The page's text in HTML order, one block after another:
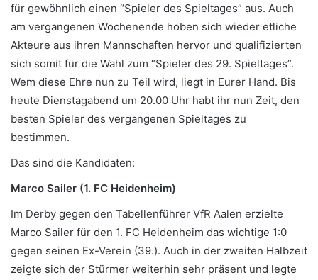
für gewöhnlich einen “Spieler des Spieltages” aus. Auch
am vergangenen Wochenende hoben sich wieder etliche
Akteure aus ihren Mannschaften hervor und qualifizierten
sich somit für die Wahl zum “Spieler des 29. Spieltages”.
Wem diese Ehre nun zu Teil wird, liegt in Eurer Hand. Bis
heute Dienstagabend um 20.00 Uhr habt ihr nun Zeit, den
besten Spieler des vergangenen Spieltages zu
bestimmen.
Das sind die Kandidaten:
Marco Sailer (1. FC Heidenheim)
Im Derby gegen den Tabellenführer VfR Aalen erzielte
Marco Sailer für den 1. FC Heidenheim das wichtige 1:0
gegen seinen Ex-Verein (39.). Auch in der zweiten Halbzeit
zeigte sich der Stürmer weiterhin sehr präsent und legte